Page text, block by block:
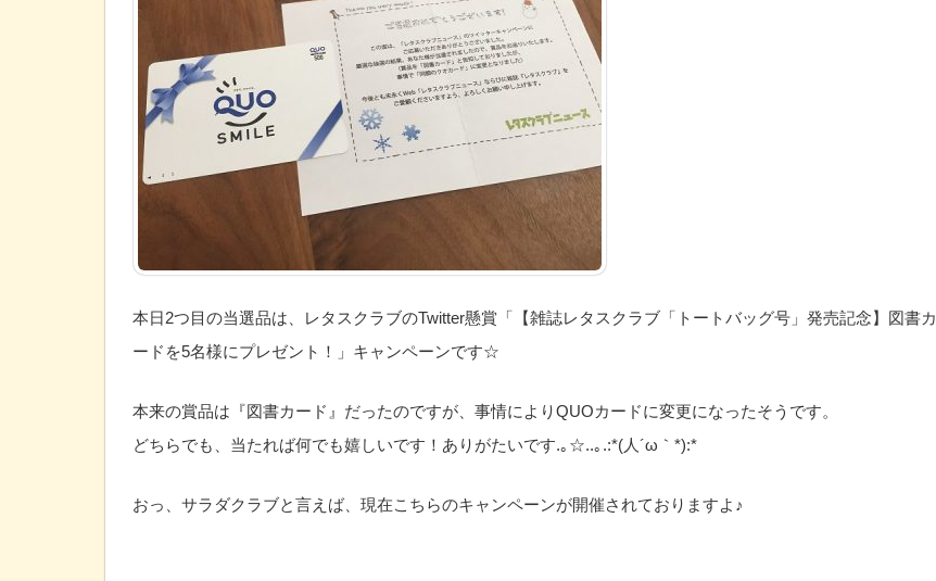
本日2つ目の当選品は、レタスクラブのTwitter懸賞「【雑誌レタスクラブ「トートバッグ号」発売記念】図書カ
ードを5名様にプレゼント！」キャンペーンです☆
本来の賞品は『図書カード』だったのですが、事情によりQUOカードに変更になったそうです。
どちらでも、当たれば何でも嬉しいです！ありがたいです.｡☆..｡.:*(人´ω｀*):*
おっ、サラダクラブと言えば、現在こちらのキャンペーンが開催されておりますよ♪